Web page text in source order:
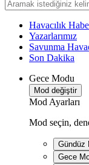
Havacılık
Yazarlarımız
Savunma
Son Dakika
Gece Modu
Mod değiştir
Mod Ayarları
Mod seçin,
Gündüz
Gece